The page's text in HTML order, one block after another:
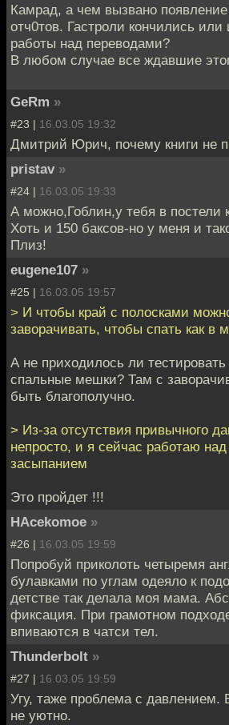
Камрад, а чем вызвано
отч0тов. Гастроли кончились
работы над переводами?
В любом случае все ждавшие
GeRm »
#23 | 16.03.05 19:32
Дмитрий Юрич, почему книги не
pristav »
#24 | 16.03.05 19:33
А можно,Гоблин,у тебя в постели
Хоть и 150 баксов-но у меня и
Плиз!
eugene107 »
#25 | 16.03.05 19:57
> И чтобы край с полосками
заворачивать, чтобы спать как в
А не приходилось ли
спальные мешки? Там с
быть благополучно.
> Из-за отсутствия привычного
непросто, и я сейчас работаю
засыпанием
Это пройдет !!!
HAcekomoe »
#26 | 16.03.05 19:59
Попробуй приколоть четыремя
булавками по углам одеяло к
детстве так делала моя мама.
фиксация. При грамотном
впиваются в чатси тел.
Thunderbolt »
#27 | 16.03.05 19:59
Угу, таже проблема с давлением.
не уютно.